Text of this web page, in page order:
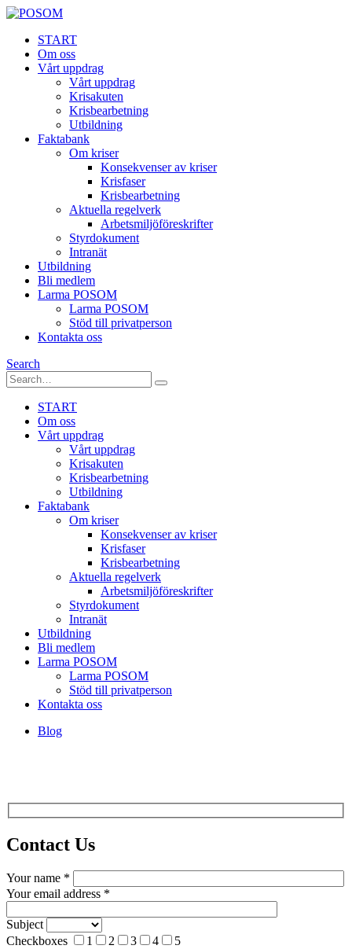
START
Om oss
Vårt uppdrag
Vårt uppdrag
Krisakuten
Krisbearbetning
Utbildning
Faktabank
Om kriser
Konsekvenser av kriser
Krisfaser
Krisbearbetning
Aktuella regelverk
Arbetsmiljöföreskrifter
Styrdokument
Intranät
Utbildning
Bli medlem
Larma POSOM
Larma POSOM
Stöd till privatperson
Kontakta oss
Search
START
Om oss
Vårt uppdrag
Vårt uppdrag
Krisakuten
Krisbearbetning
Utbildning
Faktabank
Om kriser
Konsekvenser av kriser
Krisfaser
Krisbearbetning
Aktuella regelverk
Arbetsmiljöföreskrifter
Styrdokument
Intranät
Utbildning
Bli medlem
Larma POSOM
Larma POSOM
Stöd till privatperson
Kontakta oss
Blog
Contact Us
Your name *
Your email address *
Subject
Checkboxes
1 2 3 4
5